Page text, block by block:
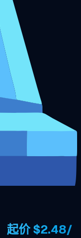
起价 $2.48/